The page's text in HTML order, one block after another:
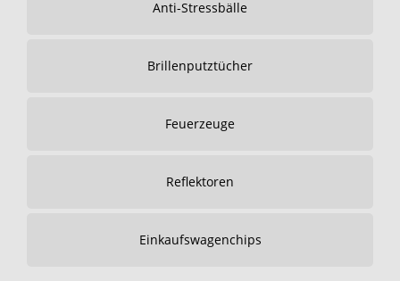
Anti-Stressbälle
Brillenputztücher
Feuerzeuge
Reflektoren
Einkaufswagenchips